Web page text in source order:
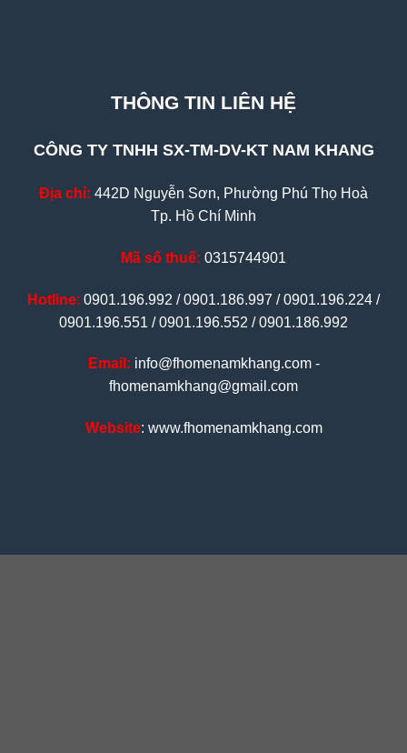
THÔNG TIN LIÊN HỆ
CÔNG TY TNHH SX-TM-DV-KT NAM KHANG
Địa chỉ: 442D Nguyễn Sơn, Phường Phú Thọ Hoà
Tp. Hồ Chí Minh
Mã số thuế: 0315744901
Hotline: 0901.196.992 / 0901.186.997 / 0901.196.224 /
0901.196.551 / 0901.196.552 / 0901.186.992
Email: info@fhomenamkhang.com -
fhomenamkhang@gmail.com
Website: www.fhomenamkhang.com